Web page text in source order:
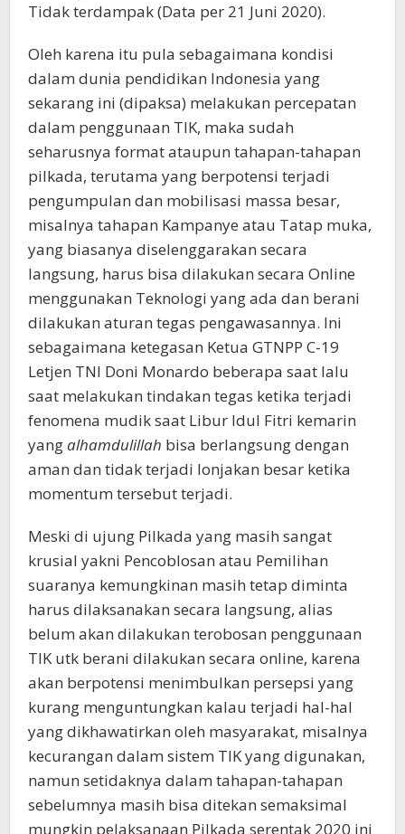
Tidak terdampak (Data per 21 Juni 2020).
Oleh karena itu pula sebagaimana kondisi
dalam dunia pendidikan Indonesia yang
sekarang ini (dipaksa) melakukan percepatan
dalam penggunaan TIK, maka sudah
seharusnya format ataupun tahapan-tahapan
pilkada, terutama yang berpotensi terjadi
pengumpulan dan mobilisasi massa besar,
misalnya tahapan Kampanye atau Tatap muka,
yang biasanya diselenggarakan secara
langsung, harus bisa dilakukan secara Online
menggunakan Teknologi yang ada dan berani
dilakukan aturan tegas pengawasannya. Ini
sebagaimana ketegasan Ketua GTNPP C-19
Letjen TNI Doni Monardo beberapa saat lalu
saat melakukan tindakan tegas ketika terjadi
fenomena mudik saat Libur Idul Fitri kemarin
yangalhamdulillah bisa berlangsung dengan
aman dan tidak terjadi lonjakan besar ketika
momentum tersebut terjadi.
Meski di ujung Pilkada yang masih sangat
krusial yakni Pencoblosan atau Pemilihan
suaranya kemungkinan masih tetap diminta
harus dilaksanakan secara langsung, alias
belum akan dilakukan terobosan penggunaan
TIK utk berani dilakukan secara online, karena
akan berpotensi menimbulkan persepsi yang
kurang menguntungkan kalau terjadi hal-hal
yang dikhawatirkan oleh masyarakat, misalnya
kecurangan dalam sistem TIK yang digunakan,
namun setidaknya dalam tahapan-tahapan
sebelumnya masih bisa ditekan semaksimal
mungkin pelaksanaan Pilkada serentak 2020 ini